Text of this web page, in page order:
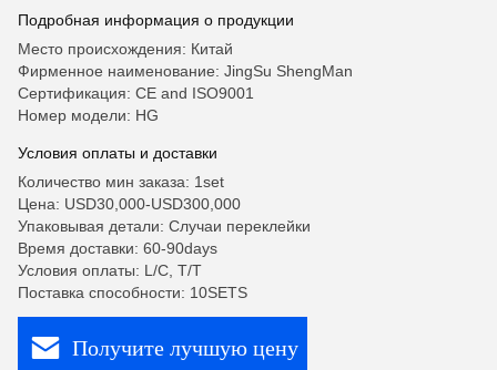
Подробная информация о продукции
Место происхождения: Китай
Фирменное наименование: JingSu ShengMan
Сертификация: CE and ISO9001
Номер модели: HG
Условия оплаты и доставки
Количество мин заказа: 1set
Цена: USD30,000-USD300,000
Упаковывая детали: Случаи переклейки
Время доставки: 60-90days
Условия оплаты: L/C, T/T
Поставка способности: 10SETS
Получите лучшую цену